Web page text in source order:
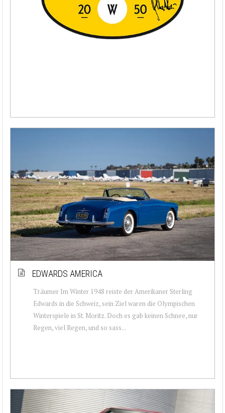
EDWARDS AMERICA
Träumer Im Winter 1948 reiste der Amerikaner Sterling
Edwards in die Schweiz, sein Ziel waren die Olympischen
Winterspiele in St. Moritz. Doch es gab keinen Schnee, nur
Regen, viel Regen, und so sass...